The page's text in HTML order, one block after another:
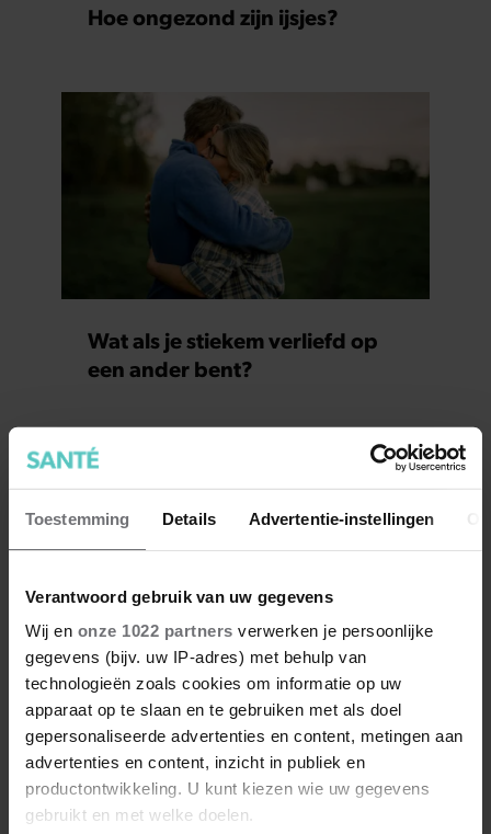
Toestemming Details Advertentie-instellingen
Verantwoord gebruik van uw gegevens
Wij en onze 1022 partners verwerken je persoonlijke
gegevens (bijv. uw IP-adres) met behulp van
technologieën zoals cookies om informatie op uw
apparaat op te slaan en te gebruiken met als doel
gepersonaliseerde advertenties en content, metingen aan
advertenties en content, inzicht in publiek en
productontwikkeling. U kunt kiezen wie uw gegevens
gebruikt en met welke doelen.
Hoe ongezond zijn ijsjes?
Wat als je stiekem verliefd op
een ander bent?
7 kleine dingen die je leven
beter maken (en weinig tijd
kosten)